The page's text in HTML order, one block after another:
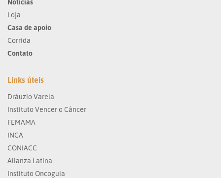
Loja
Casa de apoio
Corrida
Contato
Links úteis
Dráuzio Varela
Instituto Vencer o Câncer
FEMAMA
INCA
CONIACC
Alianza Latina
Instituto Oncoguia